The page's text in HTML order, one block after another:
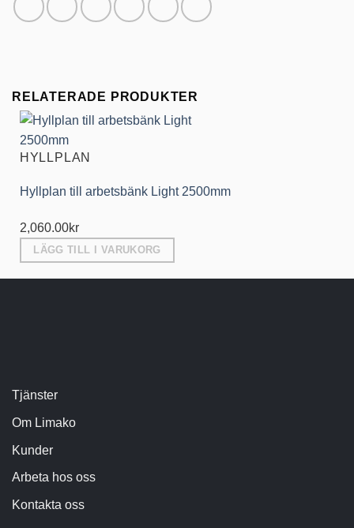
mängd
RELATERADE PRODUKTER
HYLLPLAN
Hyllplan till arbetsbänk Light 2500mm
2,060.00kr
LÄGG TILL I VARUKORG
Tjänster
Om Limako
Kunder
Arbeta hos oss
Kontakta oss